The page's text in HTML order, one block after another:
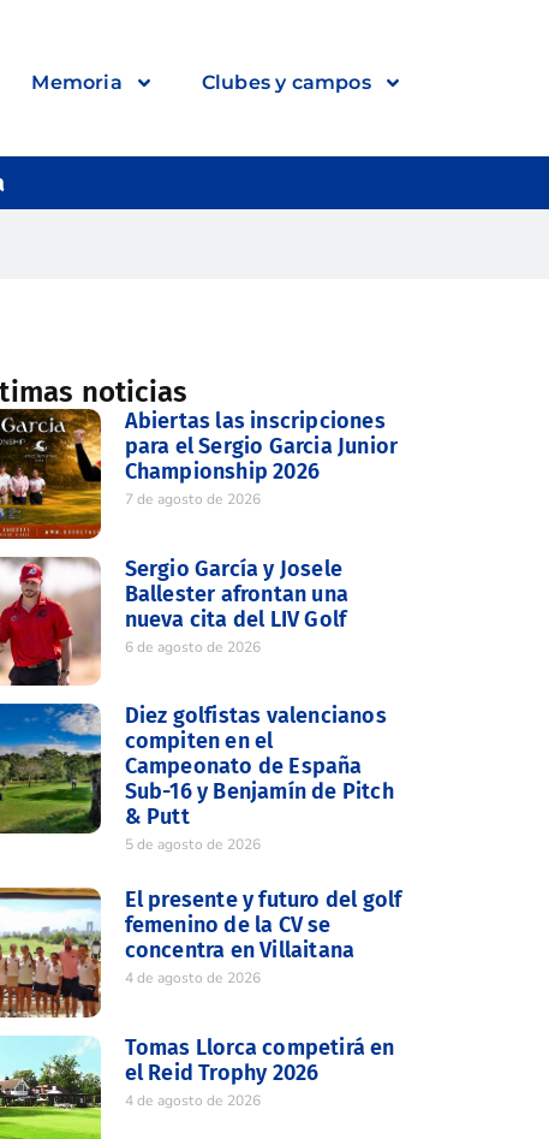
Memoria Clubes y campos
noticias
Abiertas las inscripciones
para el Sergio Garcia Junior
Championship 2026
7 de agosto de 2026
Sergio García y Josele
Ballester afrontan una
nueva cita del LIV Golf
6 de agosto de 2026
Diez golfistas valencianos
compiten en el
Campeonato de España
Sub-16 y Benjamín de Pitch
& Putt
5 de agosto de 2026
El presente y futuro del golf
femenino de la CV se
concentra en Villaitana
4 de agosto de 2026
Tomas Llorca competirá en
el Reid Trophy 2026
4 de agosto de 2026